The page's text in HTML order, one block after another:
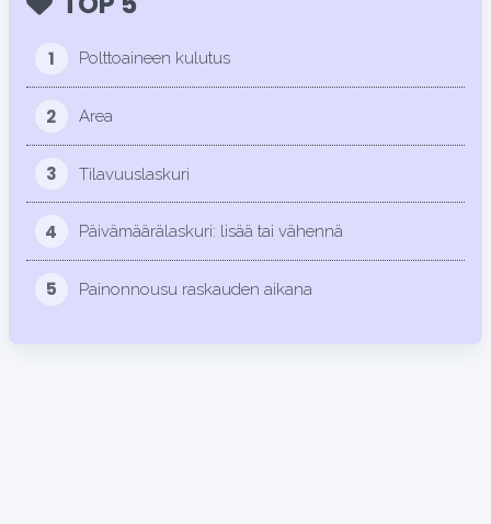
1 Polttoaineen kulutus
2 Area
3 Tilavuuslaskuri
4 Päivämäärälaskuri: lisää tai vähennä
5 Painonnousu raskauden aikana